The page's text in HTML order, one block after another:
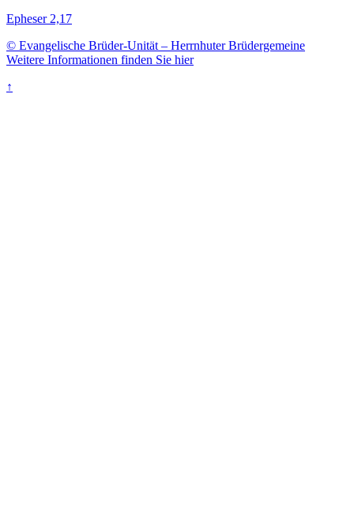
Epheser 2,17
© Evangelische Brüder-Unität – Herrnhuter Brüdergemeine
Weitere Informationen finden Sie hier
↑